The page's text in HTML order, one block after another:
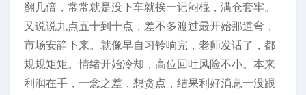
翻几倍，常常就是没下车就挨一记闷棍，满仓套牢。
又说说九点五十到十点，差不多渡过最开始那道弯，
市场安静下来。就像早自习铃响完，老师发话了，都
规规矩矩。情绪开始冷却，高位回吐风险不小。本来
利润在手，一念之差，想贪点，结果利好消息一没跟